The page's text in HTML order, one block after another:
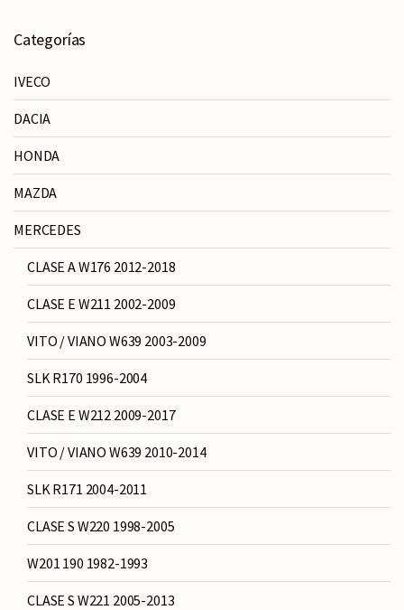
Categorías
IVECO
DACIA
HONDA
MAZDA
MERCEDES
CLASE A W176 2012-2018
CLASE E W211 2002-2009
VITO / VIANO W639 2003-2009
SLK R170 1996-2004
CLASE E W212 2009-2017
VITO / VIANO W639 2010-2014
SLK R171 2004-2011
CLASE S W220 1998-2005
W201 190 1982-1993
CLASE S W221 2005-2013